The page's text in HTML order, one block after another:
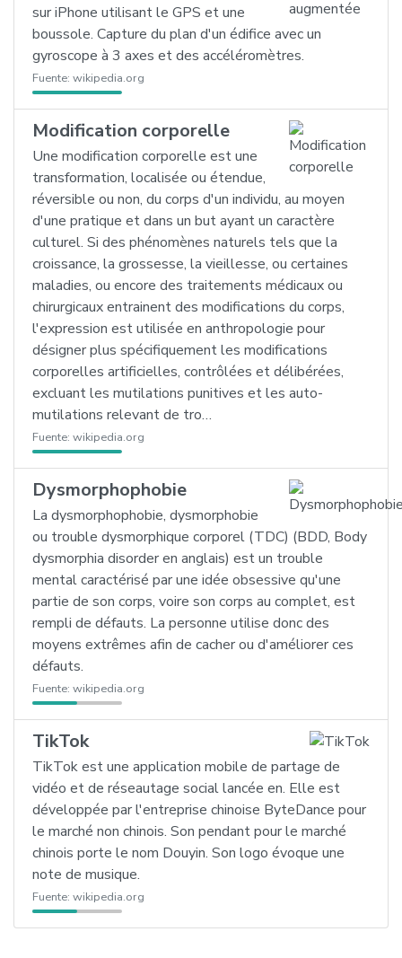
sur iPhone utilisant le GPS et une
boussole. Capture du plan d'un édifice avec un
gyroscope à 3 axes et des accéléromètres.
Fuente: wikipedia.org
Modification corporelle
Une modification corporelle est une
transformation, localisée ou étendue,
réversible ou non, du corps d'un individu, au moyen
d'une pratique et dans un but ayant un caractère
culturel. Si des phénomènes naturels tels que la
croissance, la grossesse, la vieillesse, ou certaines
maladies, ou encore des traitements médicaux ou
chirurgicaux entrainent des modifications du corps,
l'expression est utilisée en anthropologie pour
désigner plus spécifiquement les modifications
corporelles artificielles, contrôlées et délibérées,
excluant les mutilations punitives et les auto-
mutilations relevant de tro…
Fuente: wikipedia.org
Dysmorphophobie
La dysmorphophobie, dysmorphobie
ou trouble dysmorphique corporel (TDC) (BDD, Body
dysmorphia disorder en anglais) est un trouble
mental caractérisé par une idée obsessive qu'une
partie de son corps, voire son corps au complet, est
rempli de défauts. La personne utilise donc des
moyens extrêmes afin de cacher ou d'améliorer ces
défauts.
Fuente: wikipedia.org
TikTok
TikTok est une application mobile de partage de
vidéo et de réseautage social lancée en. Elle est
développée par l'entreprise chinoise ByteDance pour
le marché non chinois. Son pendant pour le marché
chinois porte le nom Douyin. Son logo évoque une
note de musique.
Fuente: wikipedia.org